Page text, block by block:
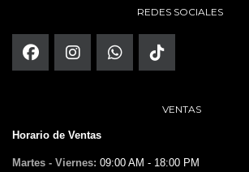
REDES SOCIALES
VENTAS
Horario de Ventas
Martes - Viernes: 09:00 AM - 18:00 PM